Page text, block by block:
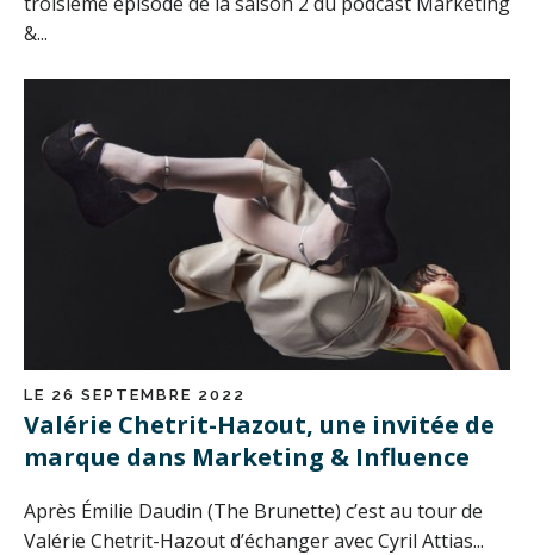
&...
LE 26 SEPTEMBRE 2022
Valérie Chetrit-Hazout, une invitée de
marque dans Marketing & Influence
Après Émilie Daudin (The Brunette) c’est au tour de
Valérie Chetrit-Hazout d’échanger avec Cyril Attias...